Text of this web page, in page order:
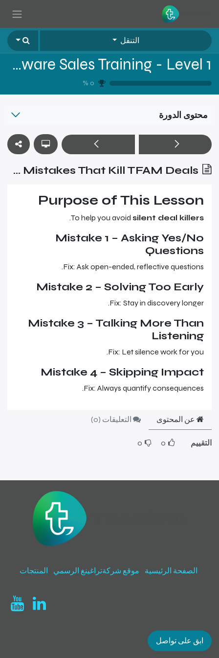
تخطي للذهاب إلى المحتوى
التنقل
Tragging Fixed Assets Software Sales Training - Level 1
0
%
محتوى الدورة
Discovery Mistakes That Kill TFAM Deals
Purpose of This Lesson
To help you avoid silent deal killers
.
Mistake 1 – Asking Yes/No
Questions
Fix: Ask open-ended, reflective questions.
Mistake 2 – Solving Too Early
Fix: Stay in discovery longer.
Mistake 3 – Talking More Than
Listening
Fix: Let silence work for you.
Mistake 4 – Skipping Impact
Fix: Always quantify consequences.
عن المحتوى التعليقات (0
)
التقييم 0
0
الصفحة الرئيسية موقع شركةتراغينغ الرسمي المنتجات
ابق على تواصل